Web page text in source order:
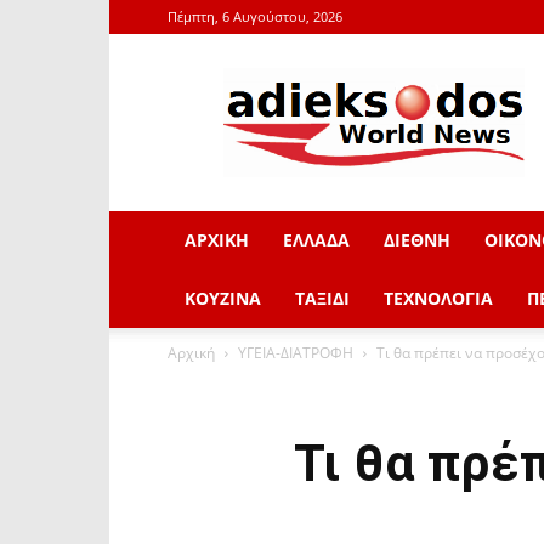
Πέμπτη, 6 Αυγούστου, 2026
adieksodos.gr
ΑΡΧΙΚΗ ΕΛΛΑΔΑ ΔΙΕΘΝΗ
ΚΟΥΖΙΝΑ ΤΑΞΙΔΙ ΤΕΧΝΟΛΟΓΙΑ
Αρχική ΥΓΕΙΑ-ΔΙΑΤΡΟΦΗ Τι θα πρέπει να
Τι θα